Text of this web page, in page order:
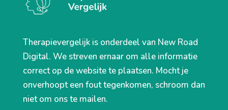
Therapievergelijk is onderdeel van New Road
Digital. We streven ernaar om alle informatie
correct op de website te plaatsen. Mocht je
onverhoopt een fout tegenkomen, schroom dan
niet om ons te mailen.